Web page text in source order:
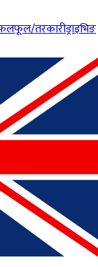
तरकारीड्राइभिङ